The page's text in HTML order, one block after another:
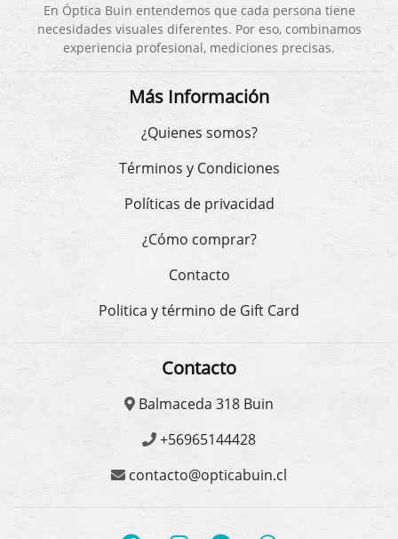
En Óptica Buin entendemos que cada persona tiene
necesidades visuales diferentes. Por eso, combinamos
experiencia profesional, mediciones precisas.
Más Información
¿Quienes somos?
Términos y Condiciones
Políticas de privacidad
¿Cómo comprar?
Contacto
Politica y término de Gift Card
Contacto
Balmaceda 318 Buin
+56965144428
contacto@opticabuin.cl